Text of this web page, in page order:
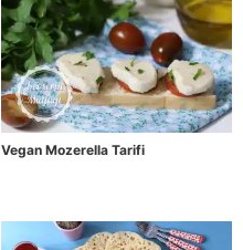
Vegan Mozerella Tarifi